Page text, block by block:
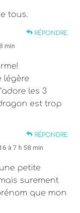
tous.
RÉPONDRE
min
légère
les 3
est trop
RÉPONDRE
à 7 h 58 min
petite
surement
que mon